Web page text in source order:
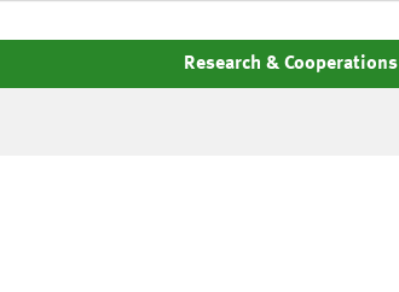
Research & Cooperations